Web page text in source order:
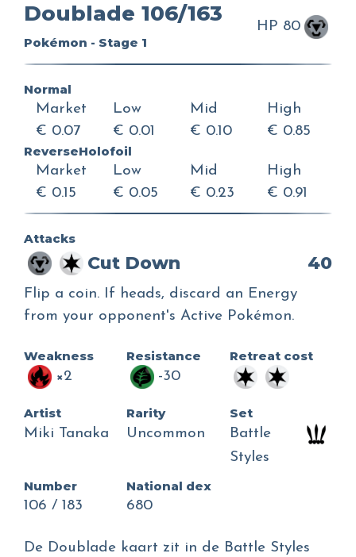
Doublade 106/163
Pokémon - Stage 1
HP 80
Normal
Market
€ 0.07
Low
€ 0.01
Mid
€ 0.10
High
€ 0.85
ReverseHolofoil
Market
€ 0.15
Low
€ 0.05
Mid
€ 0.23
High
€ 0.91
Attacks
Cut Down 40
Flip a coin. If heads, discard an Energy
from your opponent's Active Pokémon.
Weakness
×2
Resistance
-30
Retreat cost
Artist
Miki Tanaka
Rarity
Uncommon
Set
Battle
Styles
Number
106 / 183
National dex
680
De Doublade kaart zit in de Battle Styles